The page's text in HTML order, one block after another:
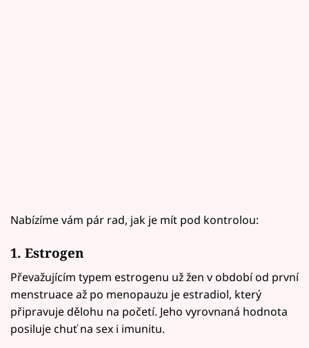
Nabízíme vám pár rad, jak je mít pod kontrolou:
1. Estrogen
Převažujícím typem estrogenu už žen v období od první
menstruace až po menopauzu je estradiol, který
připravuje dělohu na početí. Jeho vyrovnaná hodnota
posiluje chuť na sex i imunitu.